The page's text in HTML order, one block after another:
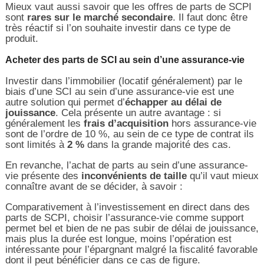
Mieux vaut aussi savoir que les offres de parts de SCPI
sont rares sur le marché secondaire. Il faut donc être
très réactif si l’on souhaite investir dans ce type de
produit.
Acheter des parts de SCI au sein d’une assurance-vie
Investir dans l’immobilier (locatif généralement) par le
biais d’une SCI au sein d’une assurance-vie est une
autre solution qui permet d’échapper au délai de
jouissance. Cela présente un autre avantage : si
généralement les frais d’acquisitionhors assurance-vie
sont de l’ordre de 10 %, au sein de ce type de contrat ils
sont limités à 2 % dans la grande majorité des cas.
En revanche, l’achat de parts au sein d’une assurance-
vie présente des inconvénients de taillequ’il vaut mieux
connaître avant de se décider, à savoir :
Comparativement à l’investissement en direct dans des
parts de SCPI, choisir l’assurance-vie comme support
permet bel et bien de ne pas subir de délai de jouissance,
mais plus la durée est longue, moins l’opération est
intéressante pour l’épargnant malgré la fiscalité favorable
dont il peut bénéficier dans ce cas de figure.